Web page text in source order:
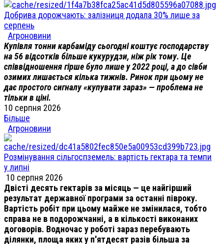
Добрива дорожчають: залізниця додала 30% лише за
серпень
Агроновини
Купівля тонни карбаміду сьогодні коштує господарству
на 56 відсотків більше кукурудзи, ніж рік тому. Це
співвідношення гірше було лише у 2022 році, а до сівби
озимих лишається кілька тижнів. Ринок при цьому не
дає простого сигналу «купувати зараз» — проблема не
тільки в ціні.
10 серпня 2026
Більше
Агроновини
Розмінування сільгоспземель: вартість гектара та темпи
у липні
10 серпня 2026
Двісті десять гектарів за місяць — це найгірший
результат державної програми за останні півроку.
Вартість робіт при цьому майже не змінилася, тобто
справа не в подорожчанні, а в кількості виконаних
договорів. Водночас у роботі зараз перебувають
ділянки, площа яких у п'ятдесят разів більша за